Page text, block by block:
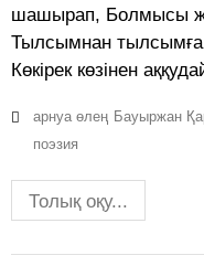
шашырап, Болмысы
Тылсымнан
Көкірек көзінен
арнуа өлең Бауыржан
поэзия
Толық оқу...